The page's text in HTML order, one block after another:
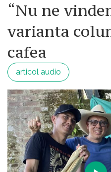
“Nu ne
varianta
cafea
articol audio